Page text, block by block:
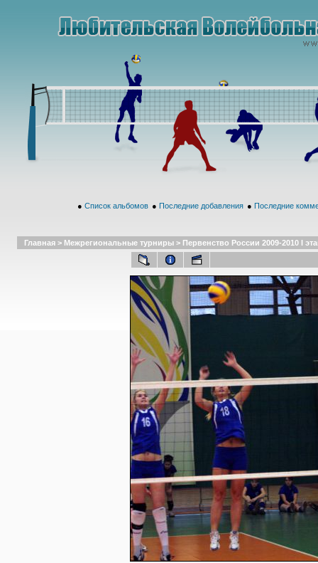
● Список альбомов ● Последние добавления ● Последние
Главная > Межрегиональные турниры > Первенство России 2009-2010 I